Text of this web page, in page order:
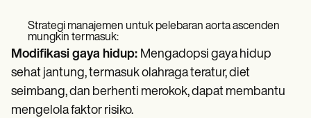
Strategi manajemen untuk pelebaran aorta ascenden
mungkin termasuk:
Modifikasi gaya hidup: Mengadopsi gaya hidup
sehat jantung, termasuk olahraga teratur, diet
seimbang, dan berhenti merokok, dapat membantu
mengelola faktor risiko.